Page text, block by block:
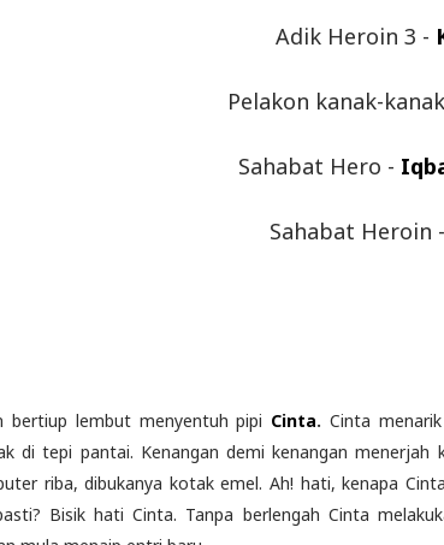
Adik Heroin 3 -
Pelakon kanak-
Sahabat Hero -
Sahabat Heroin -
bertiup lembut menyentuh pipi Cinta. Cinta
di tepi pantai. Kenangan demi kenangan menerjah
riba, dibukanya kotak emel. Ah! hati, kenapa
Bisik hati Cinta. Tanpa berlengah Cinta